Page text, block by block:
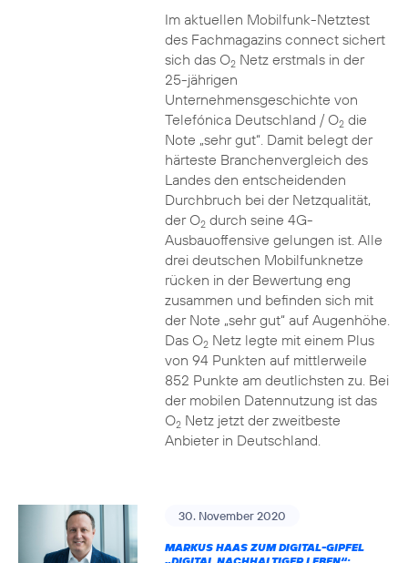
Im aktuellen Mobilfunk-Netztest
des Fachmagazins connect sichert
sich das O2Netz erstmals in der
25-jährigen
Unternehmensgeschichte von
Telefónica Deutschland / O2die
Note „sehr gut“. Damit belegt der
härteste Branchenvergleich des
Landes den entscheidenden
Durchbruch bei der Netzqualität,
der O2durch seine 4G-
Ausbauoffensive gelungen ist. Alle
drei deutschen Mobilfunknetze
rücken in der Bewertung eng
zusammen und befinden sich mit
der Note „sehr gut“ auf Augenhöhe.
Das O2Netz legte mit einem Plus
von 94 Punkten auf mittlerweile
852 Punkte am deutlichsten zu. Bei
der mobilen Datennutzung ist das
O2Netz jetzt der zweitbeste
Anbieter in Deutschland.
30. November 2020
MARKUS HAAS ZUM DIGITAL-GIPFEL